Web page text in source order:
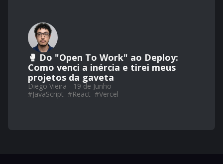
🥊 Do "Open To Work" ao Deploy:
Como venci a inércia e tirei meus
projetos da gaveta
Diego Vieira - 19 de Junho
#JavaScript #React #Vercel